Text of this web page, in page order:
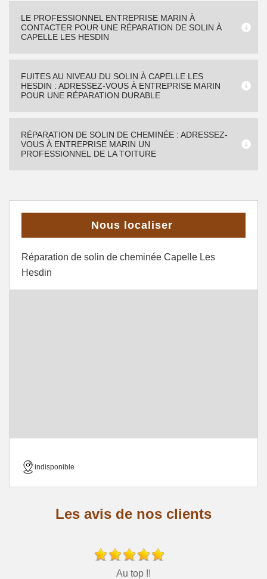
LE PROFESSIONNEL ENTREPRISE MARIN À
CONTACTER POUR UNE RÉPARATION DE SOLIN À
CAPELLE LES HESDIN
FUITES AU NIVEAU DU SOLIN À CAPELLE LES
HESDIN : ADRESSEZ-VOUS À ENTREPRISE MARIN
POUR UNE RÉPARATION DURABLE
RÉPARATION DE SOLIN DE CHEMINÉE : ADRESSEZ-
VOUS À ENTREPRISE MARIN UN
PROFESSIONNEL DE LA TOITURE
Nous localiser
Réparation de solin de cheminée Capelle Les
Hesdin
indisponible
Les avis de nos clients
Au top !!